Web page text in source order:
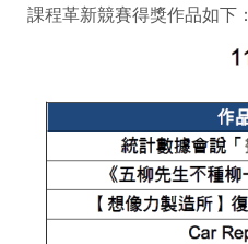
課程革新競賽得獎作品如下：